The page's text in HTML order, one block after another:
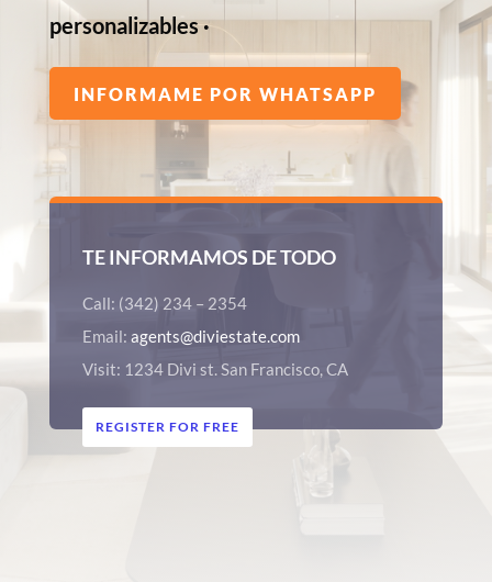
personalizables ·
INFORMAME POR WHATSAPP
TE INFORMAMOS DE TODO
Call: (342) 234 – 2354
Email: agents@diviestate.com
Visit: 1234 Divi st. San Francisco, CA
REGISTER FOR FREE